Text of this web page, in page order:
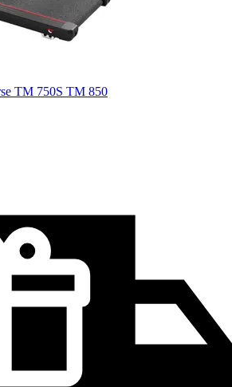
TM 750S TM 850